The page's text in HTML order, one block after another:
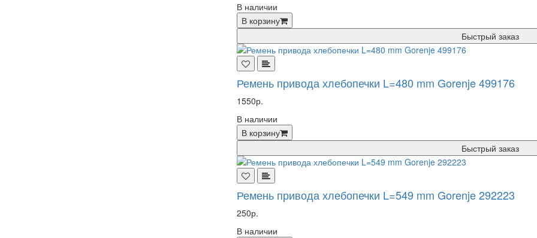
В наличии
В корзину
Быстрый заказ
Ремень привода хлебопечки L=480 mm Gorenje 499176
1550р.
В наличии
В корзину
Быстрый заказ
Ремень привода хлебопечки L=549 mm Gorenje 292223
250р.
В наличии